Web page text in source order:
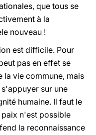
que tous se
à la
nouveau !
est difficile. Pour
pas en effet se
la vie commune, mais
sur une
humaine. Il faut le
n'est possible
la reconnaissance